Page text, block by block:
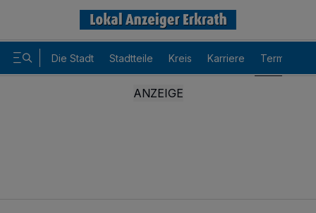
Die Stadt Stadtteile Kreis Karriere Termine